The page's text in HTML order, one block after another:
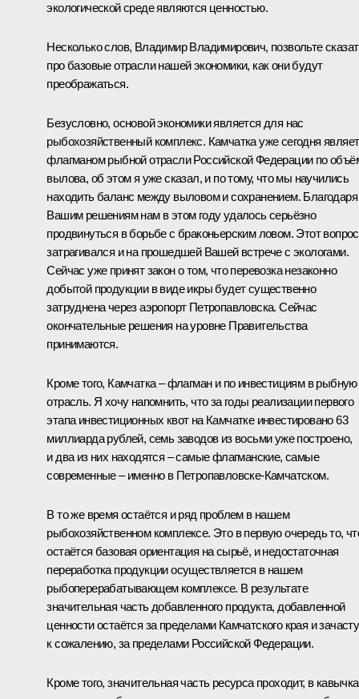
экологической среде являются ценностью.
Несколько слов, Владимир Владимирович, позвольте
про базовые отрасли нашей экономики, как они будут
преображаться.
Безусловно, основой экономики является для нас
рыбохозяйственный комплекс. Камчатка уже сегодня
флагманом рыбной отрасли Российской Федерации по
вылова, об этом я уже сказал, и по тому, что мы научились
находить баланс между выловом и сохранением. Благодаря
Вашим решениям нам в этом году удалось серьёзно
продвинуться в борьбе с браконьерским ловом. Этот вопрос
затрагивался и на прошедшей Вашей встрече с экологами.
Сейчас уже принят закон о том, что перевозка незаконно
добытой продукции в виде икры будет существенно
затруднена через аэропорт Петропавловска. Сейчас
окончательные решения на уровне Правительства
принимаются.
Кроме того, Камчатка – флагман и по инвестициям в рыбную
отрасль. Я хочу напомнить, что за годы реализации первого
этапа инвестиционных квот на Камчатке инвестировано 63
миллиарда рублей, семь заводов из восьми уже построено,
и два из них находятся – самые флагманские, самые
современные – именно в Петропавловске-Камчатском.
В то же время остаётся и ряд проблем в нашем
рыбохозяйственном комплексе. Это в первую очередь то,
остаётся базовая ориентация на сырьё, и недостаточная
переработка продукции осуществляется в нашем
рыбоперерабатывающем комплексе. В результате
значительная часть добавленного продукта, добавленной
ценности остаётся за пределами Камчатского края и
к сожалению, за пределами Российской Федерации.
Кроме того, значительная часть ресурса проходит, в